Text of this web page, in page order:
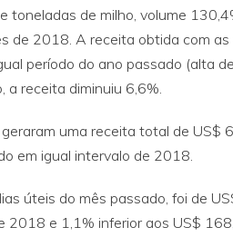
toneladas de milho, volume
de 2018. A receita obtida com
período do ano passado (alta
receita diminuiu 6,6%.
uma receita total de US$
em igual intervalo de 2018.
úteis do mês passado, foi de
e 1,1% inferior aos US$